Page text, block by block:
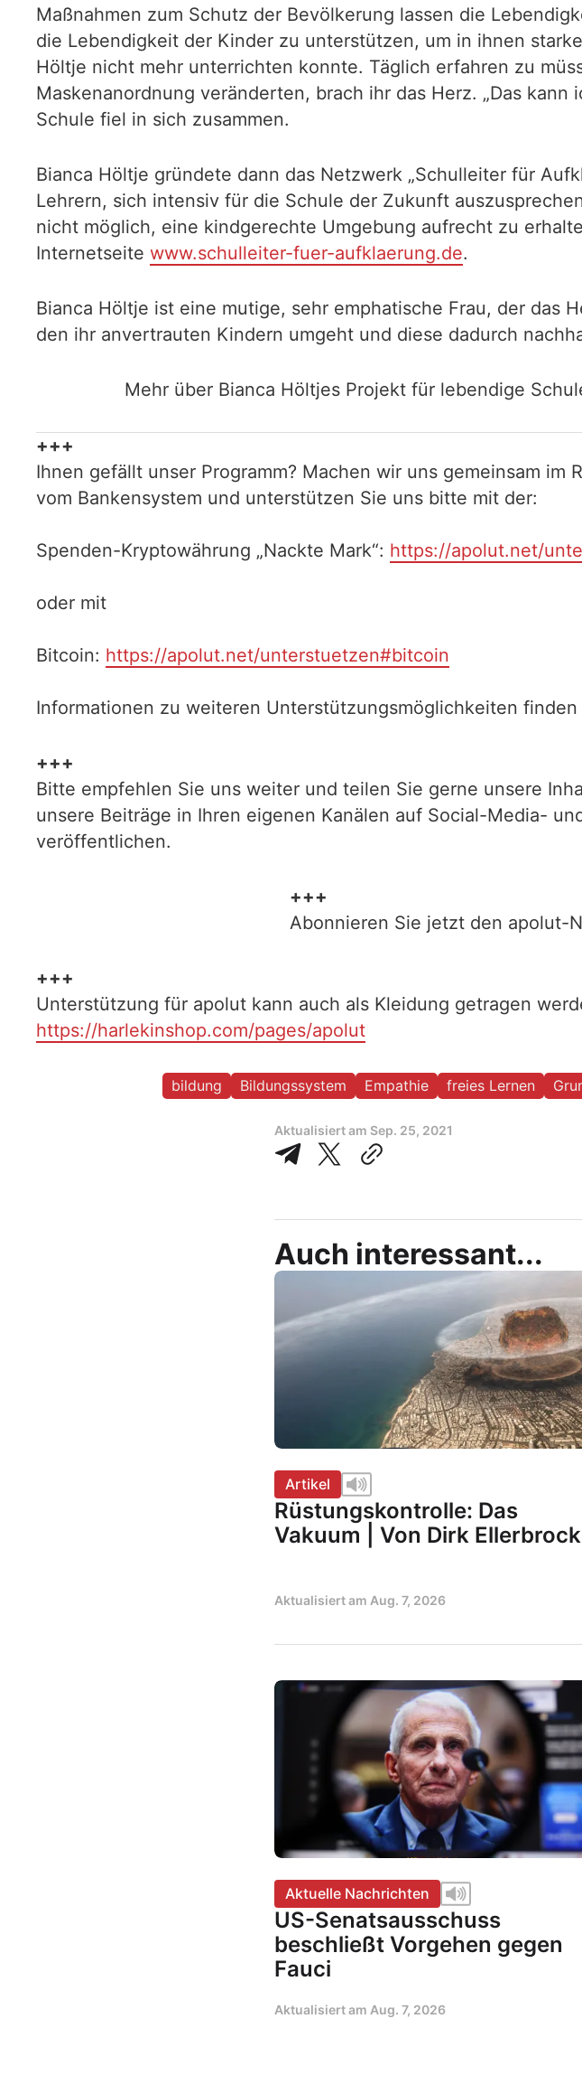
Maßnahmen zum Schutz der Bevölkerung lassen die
die Lebendigkeit der Kinder zu unterstützen, um in ihnen
Höltje nicht mehr unterrichten konnte. Täglich erfahren zu
Maskenanordnung veränderten, brach ihr das Herz. „Das
Schule fiel in sich zusammen.
Bianca Höltje gründete dann das Netzwerk „Schulleiter für
Lehrern, sich intensiv für die Schule der Zukunft
nicht möglich, eine kindgerechte Umgebung aufrecht zu
Internetseite www.schulleiter-fuer-aufklaerung.de.
Bianca Höltje ist eine mutige, sehr emphatische Frau, der das
den ihr anvertrauten Kindern umgeht und diese dadurch
Mehr über Bianca Höltjes Projekt für lebendige
+++
Ihnen gefällt unser Programm? Machen wir uns gemeinsam
vom Bankensystem und unterstützen Sie uns bitte mit der:
Spenden-Kryptowährung „Nackte Mark“: https://apolut.net/
oder mit
Bitcoin: https://apolut.net/unterstuetzen#bitcoin
Informationen zu weiteren Unterstützungsmöglichkeiten finden
+++
Bitte empfehlen Sie uns weiter und teilen Sie gerne unsere
unsere Beiträge in Ihren eigenen Kanälen auf Social-Media-
veröffentlichen.
+++
Abonnieren Sie jetzt den apolut-
+++
Unterstützung für apolut kann auch als Kleidung getragen
https://harlekinshop.com/pages/apolut
bildung Bildungssystem Empathie freies Lernen
Aktualisiert am Sep. 25, 2021
Auch interessant...
Artikel
Rüstungskontrolle: Das
Vakuum | Von Dirk Ellerbrock
Aktualisiert am Aug. 7, 2026
Aktuelle Nachrichten
US-Senatsausschuss
beschließt Vorgehen gegen
Fauci
Aktualisiert am Aug. 7, 2026